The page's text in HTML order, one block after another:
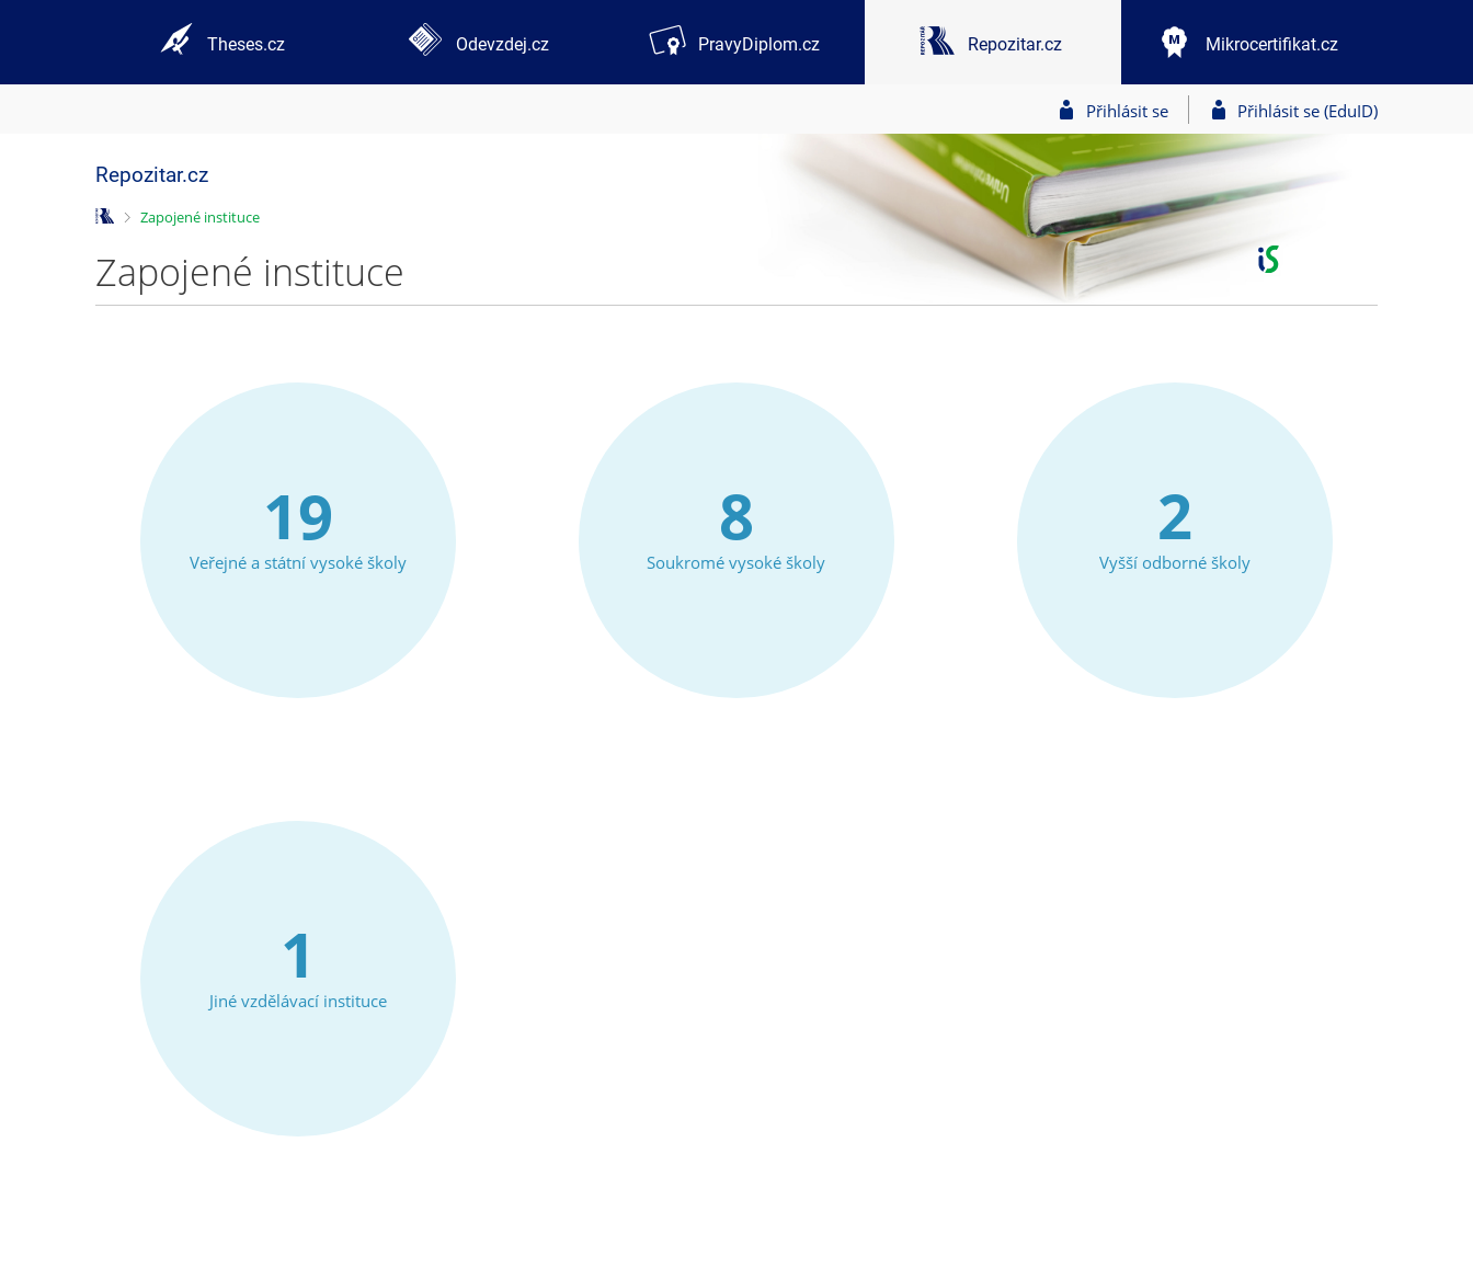
Theses.cz Odevzdej.cz PravyDiplom.cz Repozitar.cz Mikrocertifikat.cz
Přihlásit se Přihlásit se (EduID)
Repozitar.cz
>
Zapojené instituce
Zapojené instituce
19
Veřejné a státní vysoké školy
8
Soukromé vysoké školy
2
Vyšší odborné školy
1
Jiné vzdělávací instituce